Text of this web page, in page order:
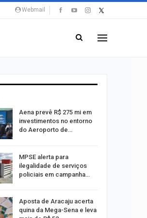
Webmail
Aena prevê R$ 275 mi em
investimentos no entorno
do Aeroporto de…
MPSE alerta para
ilegalidade de serviços
policiais em campanha…
Aposta de Aracaju acerta
quina da Mega-Sena e leva